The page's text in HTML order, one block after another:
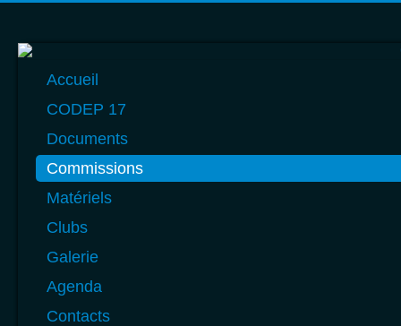
Accueil
CODEP 17
Documents
Commissions
Matériels
Clubs
Galerie
Agenda
Contacts